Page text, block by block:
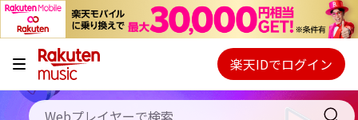
キャンペーン
料金プラン
使い方
Webプレイヤー
ご契約内容の確認・変更
楽天IDでログイン